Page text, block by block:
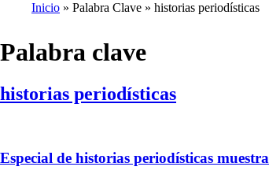
de
Inicio Palabra Clave historias periodísticas
Palabra clave
historias periodísticas
Especial de historias periodísticas